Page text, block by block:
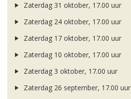
Zaterdag 31 oktober, 17.00 uur
Zaterdag 24 oktober, 17.00 uur
Zaterdag 17 oktober, 17.00 uur
Zaterdag 10 oktober, 17.00 uur
Zaterdag 3 oktober, 17.00 uur
Zaterdag 26 september, 17.00 uur